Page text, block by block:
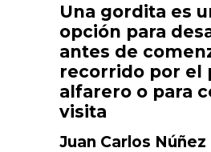
Una gordita es
opción para
antes de
recorrido por el
alfarero o para
visita
Juan Carlos